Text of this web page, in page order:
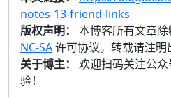
notes-13-friend-links
版权声明：
本博客所有文章
NC-SA许可协议。转载请注明
关于博主：
欢迎扫码关注公
验！